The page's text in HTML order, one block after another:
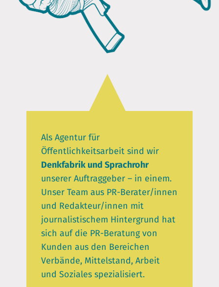
Als Agentur für
Öffentlichkeitsarbeit sind wir
Denkfabrik und Sprachrohr
unserer Auftraggeber – in einem.
Unser Team aus PR-Berater/innen
und Redakteur/innen mit
journalistischem Hintergrund hat
sich auf die PR-Beratung von
Kunden aus den Bereichen
Verbände, Mittelstand, Arbeit
und Soziales spezialisiert.